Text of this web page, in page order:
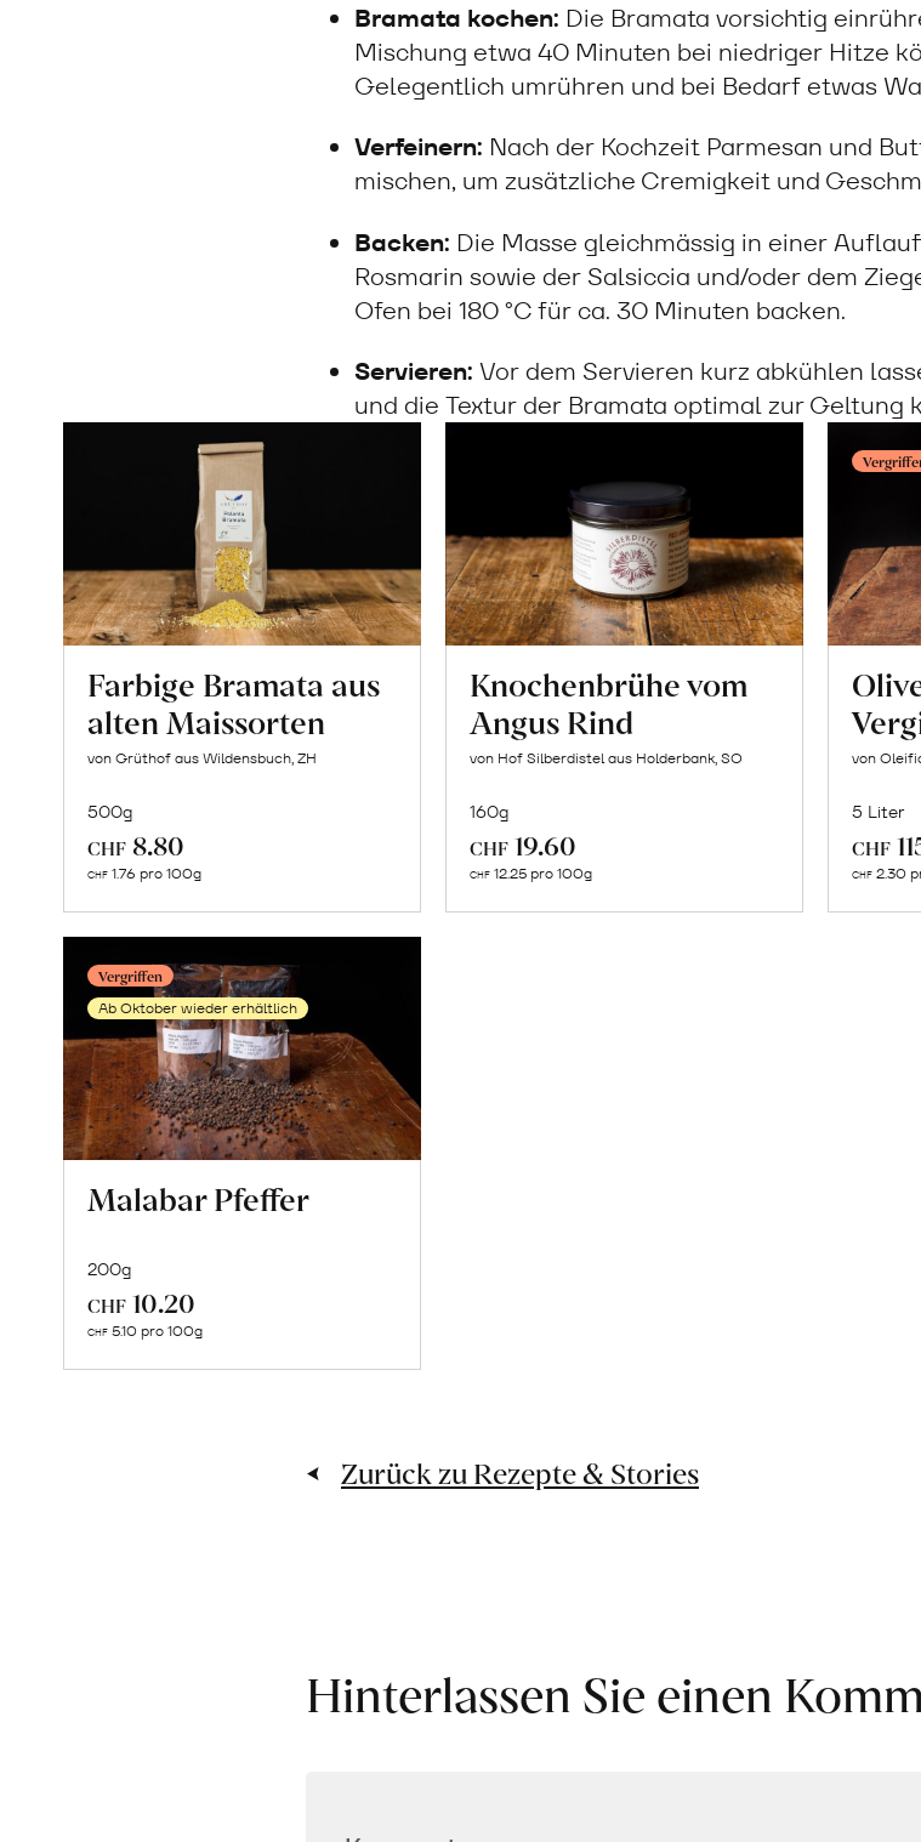
Bramata kochen: Die Bramata vorsichtig
Mischung etwa 40 Minuten bei niedriger Hitze
Gelegentlich umrühren und bei Bedarf etwas
Verfeinern: Nach der Kochzeit Parmesan und
mischen, um zusätzliche Cremigkeit und
Backen: Die Masse gleichmässig in einer
Rosmarin sowie der Salsiccia und/oder dem
Ofen bei 180 °C für ca. 30 Minuten backen.
Servieren: Vor dem Servieren kurz abkühlen
und die Textur der Bramata optimal zur Geltung
Farbige Bramata aus
alten Maissorten
von Grüthof aus Wildensbuch, ZH
500g
CHF 8.80
CHF 1.76 pro 100g
Knochenbrühe vom
Angus Rind
von Hof Silberdistel aus Holderbank, SO
160g
CHF 19.60
CHF 12.25 pro 100g
von
5 Liter
CHF
CHF 2.30
Vergriffen
Ab Oktober wieder erhältlich
Malabar Pfeffer
200g
CHF 10.20
CHF 5.10 pro 100g
Ofenbramata
Zurück zu Rezepte & Stories
Hinterlassen Sie einen